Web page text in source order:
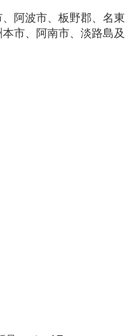
阿波市、板野郡、名東
市、阿南市、淡路島及